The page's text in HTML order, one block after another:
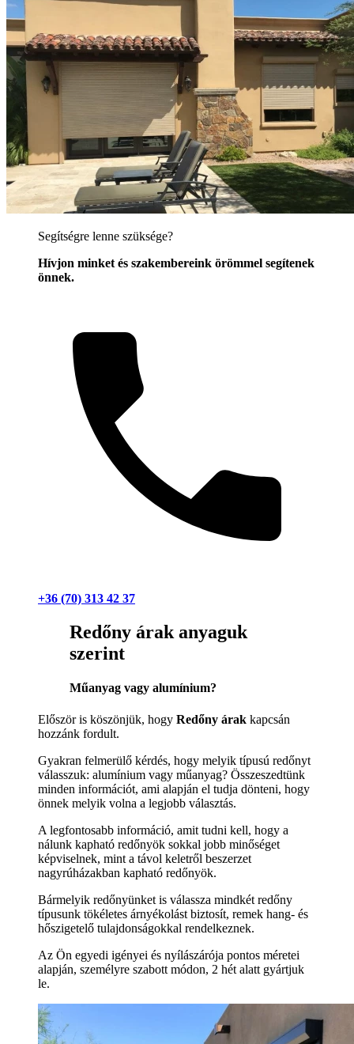
Segítségre lenne szüksége?
Hívjon minket és szakembereink örömmel segítenek
önnek.
+36 (70) 313 42 37
Redőny árak anyaguk
szerint
Műanyag vagy alumínium?
Először is köszönjük, hogy Redőny árak kapcsán
hozzánk fordult.
Gyakran felmerülő kérdés, hogy melyik típusú redőnyt
válasszuk: alumínium vagy műanyag? Összeszedtünk
minden információt, ami alapján el tudja dönteni, hogy
önnek melyik volna a legjobb választás.
A legfontosabb információ, amit tudni kell, hogy a
nálunk kapható redőnyök sokkal jobb minőséget
képviselnek, mint a távol keletről beszerzet
nagyrúházakban kapható redőnyök.
Bármelyik redőnyünket is válassza mindkét redőny
típusunk tökéletes árnyékolást biztosít, remek hang- és
hőszigetelő tulajdonságokkal rendelkeznek.
Az Ön egyedi igényei és nyílászárója pontos méretei
alapján, személyre szabott módon, 2 hét alatt gyártjuk
le.